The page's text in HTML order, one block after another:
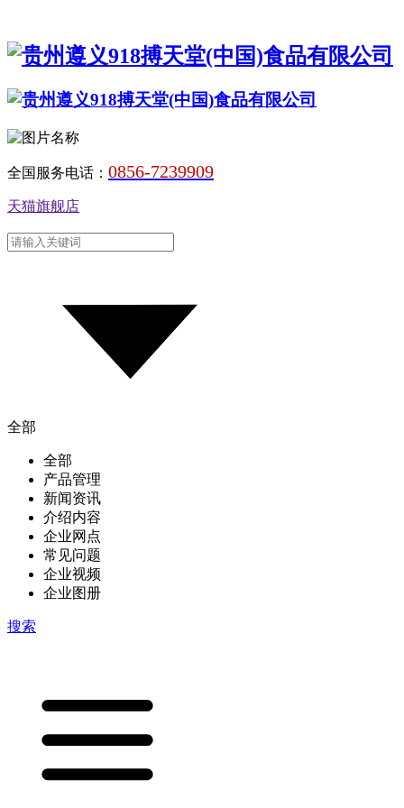
全国服务电话： 0856-7239909
天猫旗舰店
全部
全部
产品管理
新闻资讯
介绍内容
企业网点
常见问题
企业视频
企业图册
搜索